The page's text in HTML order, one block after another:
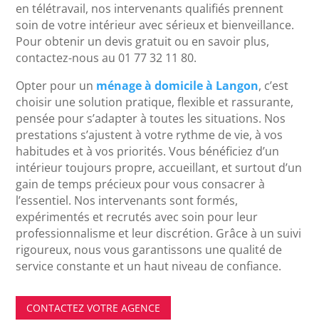
en télétravail, nos intervenants qualifiés prennent
soin de votre intérieur avec sérieux et bienveillance.
Pour obtenir un devis gratuit ou en savoir plus,
contactez-nous au 01 77 32 11 80.
Opter pour un ménage à domicile à Langon, c’est
choisir une solution pratique, flexible et rassurante,
pensée pour s’adapter à toutes les situations. Nos
prestations s’ajustent à votre rythme de vie, à vos
habitudes et à vos priorités. Vous bénéficiez d’un
intérieur toujours propre, accueillant, et surtout d’un
gain de temps précieux pour vous consacrer à
l’essentiel. Nos intervenants sont formés,
expérimentés et recrutés avec soin pour leur
professionnalisme et leur discrétion. Grâce à un suivi
rigoureux, nous vous garantissons une qualité de
service constante et un haut niveau de confiance.
CONTACTEZ VOTRE AGENCE